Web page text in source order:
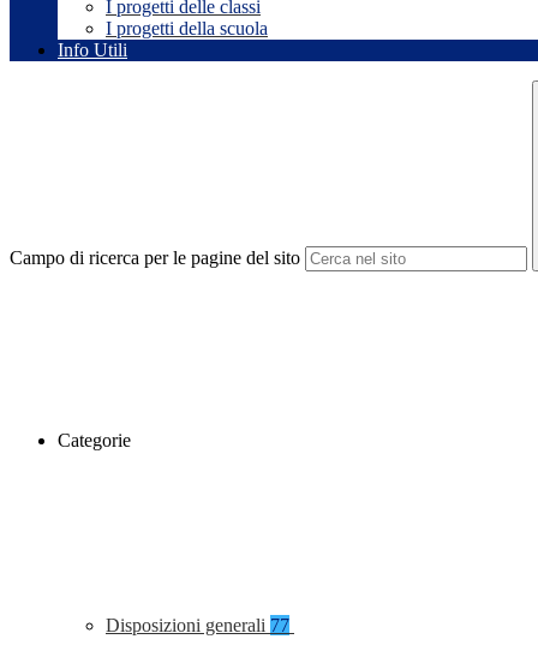
I progetti delle classi
I progetti della scuola
Info Utili
Campo di ricerca per le pagine del sito
Categorie
Disposizioni generali 77